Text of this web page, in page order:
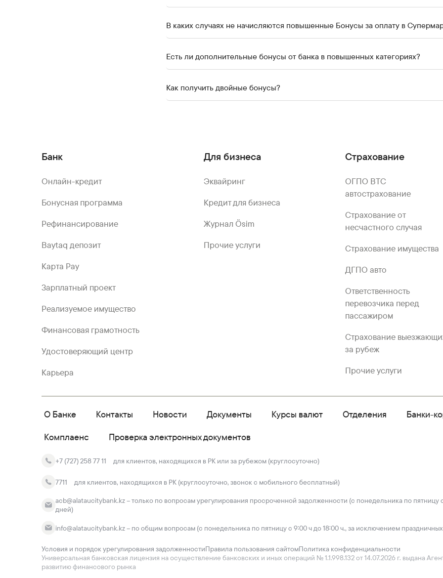
В каких случаях не начисляются повышенные Бонусы за оплату в
Есть ли дополнительные бонусы от банка в повышенных категориях?
Как получить двойные бонусы?
Банк
Онлайн-кредит
Бонусная программа
Рефинансирование
Baytaq депозит
Карта Pay
Зарплатный проект
Реализуемое имущество
Финансовая грамотность
Удостоверяющий центр
Карьера
Для бизнеса
Эквайринг
Кредит для бизнеса
Журнал Ösim
Прочие услуги
Страхование
ОГПО ВТС
автострахование
Страхование от
несчастного случая
Страхование имущества
ДГПО авто
Ответственность
перевозчика перед
пассажиром
Страхование
за рубеж
Прочие услуги
О Банке Контакты Новости Документы Курсы валют Отделения Банки-
Комплаенс
Проверка электронных документов
+7 (727) 258 77 11 для клиентов, находящихся в РК или за рубежом (круглосуточно)
7711 для клиентов, находящихся в РК (круглосуточно, звонок с мобильного бесплатный)
acb@alataucitybank.kz – только по вопросам урегулирования просроченной задолженности (с понедельника по пятницу
дней)
info@alataucitybank.kz – по общим вопросам (с понедельника по пятницу с 9:00 ч до 18:00 ч., за исключением
Универсальная банковская лицензия на осуществление банковских и иных операций № 1.1.998.132 от 14.07.2026 г. выдана
развитию финансового рынка
Условия и порядок урегулирования задолженностиПравила пользования сайтомПолитика конфиденциальности